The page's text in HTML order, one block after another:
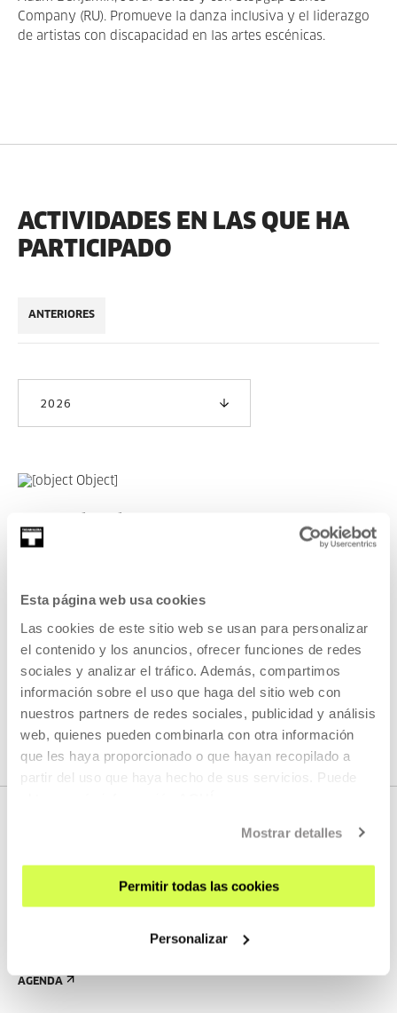
Esta página web usa cookies
Las cookies de este sitio web se usan para personalizar
el contenido y los anuncios, ofrecer funciones de redes
sociales y analizar el tráfico. Además, compartimos
información sobre el uso que haga del sitio web con
nuestros partners de redes sociales, publicidad y análisis
web, quienes pueden combinarla con otra información
que les haya proporcionado o que hayan recopilado a
partir del uso que haya hecho de sus servicios. Puede
Mostrar detalles
Permitir todas las cookies
Personalizar
Company (RU). Promueve la danza inclusiva y el liderazgo
de artistas con discapacidad en las artes escénicas.
ACTIVIDADES EN LAS QUE HA
PARTICIPADO
ANTERIORES
2026
Gure berbena 2026
LEER MÁS
VER TODOS LOS ARTISTAS Y CREADORES/AS
AGENDA